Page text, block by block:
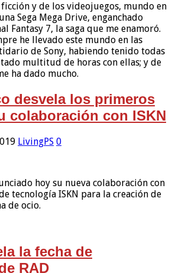
y de los videojuegos, mundo en
Sega Mega Drive, enganchado
Fantasy 7, la saga que me enamoró.
he llevado este mundo en las
de Sony, habiendo tenido todas
multitud de horas con ellas; y de
ha dado mucho.
desvela los primeros
colaboración con ISKN
LivingPS 0
hoy su nueva colaboración con
tecnología ISKN para la creación de
de ocio.
la fecha de
RAD